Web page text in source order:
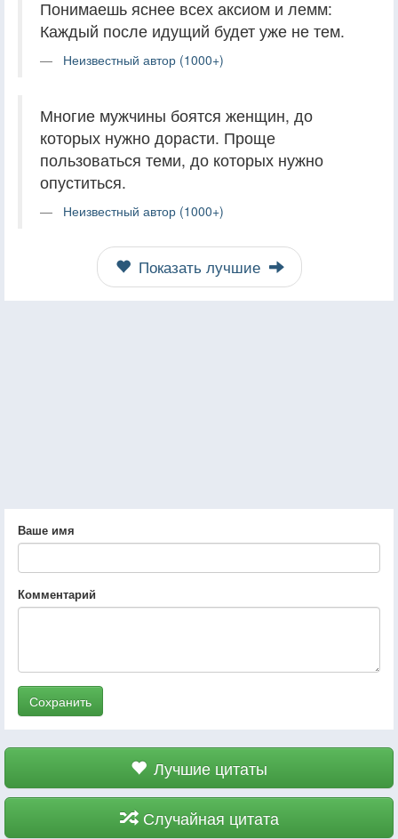
Понимаешь яснее всех аксиом и лемм:
Каждый после идущий будет уже не тем.
Неизвестный автор (1000+)
Многие мужчины боятся женщин, до
которых нужно дорасти. Проще
пользоваться теми, до которых нужно
опуститься.
Неизвестный автор (1000+)
Показать лучшие
Ваше имя
Комментарий
Сохранить
Лучшие цитаты
Случайная цитата